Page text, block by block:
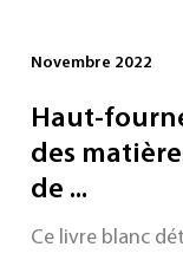
à ce jour,
non
Novembre 2022
Haut-
des
de ...
Ce livre blanc